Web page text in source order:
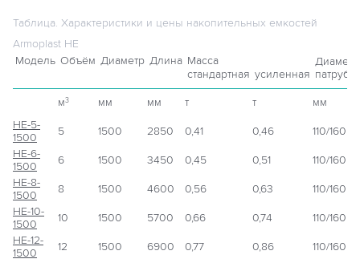
Таблица. Характеристики и цены накопительных емкостей
Armoplast НЕ
Модель Объём Диаметр Длина Масса
Диаметр
стандартная усиленная
м3 мм мм т т
мм
НЕ-5-
1500
5 1500 2850 0,41 0,46
110/160
НЕ-6-
1500
6 1500 3450 0,45 0,51
110/160
НЕ-8-
1500
8 1500 4600 0,56 0,63
110/160
НЕ-10-
1500
10 1500 5700 0,66 0,74
110/160
НЕ-12-
1500
12 1500 6900 0,77 0,86
110/160